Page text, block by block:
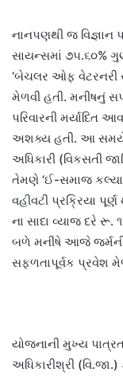
નાનપણથી જ વિજ્ઞાન
સાયન્સમાં ૭૫.૬૦%
‘બેચલર ઓફ વેટરનરી
મેળવી હતી. મનીષનું
પરિવારની મર્યાદિત
અશક્ય હતી. આ સમયે
અધિકારી (વિકસતી
તેમણે ‘ઈ-સમાજ
વહીવટી પ્રક્રિયા પૂર્ણ
ના સાદા વ્યાજ દરે રૂ.
બળે મનીષે આજે
સફળતાપૂર્વક પ્રવેશ
યોજનાની મુખ્ય
અધિકારીશ્રી